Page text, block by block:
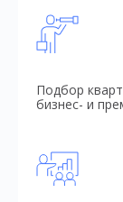
Подбор
бизнес- и